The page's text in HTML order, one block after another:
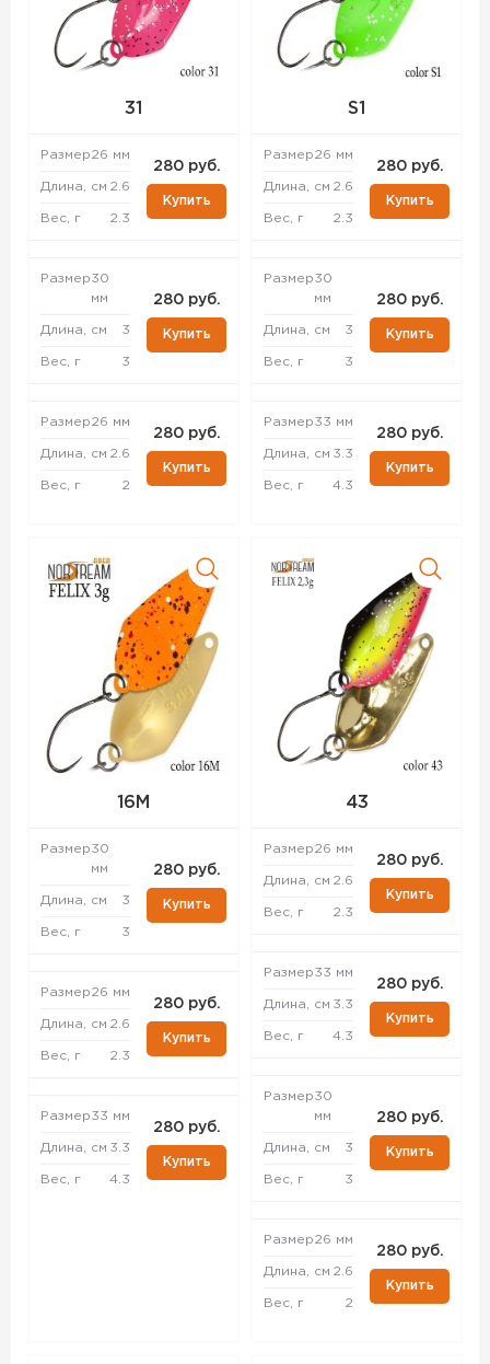
31
Размер26 мм
Длина, см 2.6
Вес, г 2.3
280 руб.
Купить
Размер30
мм
Длина, см 3
Вес, г 3
280 руб.
Купить
Размер26 мм
Длина, см 2.6
Вес, г 2
280 руб.
Купить
S1
Размер26 мм
Длина, см 2.6
Вес, г 2.3
280 руб.
Купить
Размер30
мм
Длина, см 3
Вес, г 3
280 руб.
Купить
Размер33 мм
Длина, см 3.3
Вес, г 4.3
280 руб.
Купить
16M
Размер30
мм
Длина, см 3
Вес, г 3
280 руб.
Купить
Размер26 мм
Длина, см 2.6
Вес, г 2.3
280 руб.
Купить
Размер33 мм
Длина, см 3.3
Вес, г 4.3
280 руб.
Купить
43
Размер26 мм
Длина, см 2.6
Вес, г 2.3
280 руб.
Купить
Размер33 мм
Длина, см 3.3
Вес, г 4.3
280 руб.
Купить
Размер30
мм
Длина, см 3
Вес, г 3
280 руб.
Купить
Размер26 мм
Длина, см 2.6
Вес, г 2
280 руб.
Купить